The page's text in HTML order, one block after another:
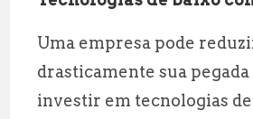
Uma empresa pode
drasticamente sua
investir em tecnologias